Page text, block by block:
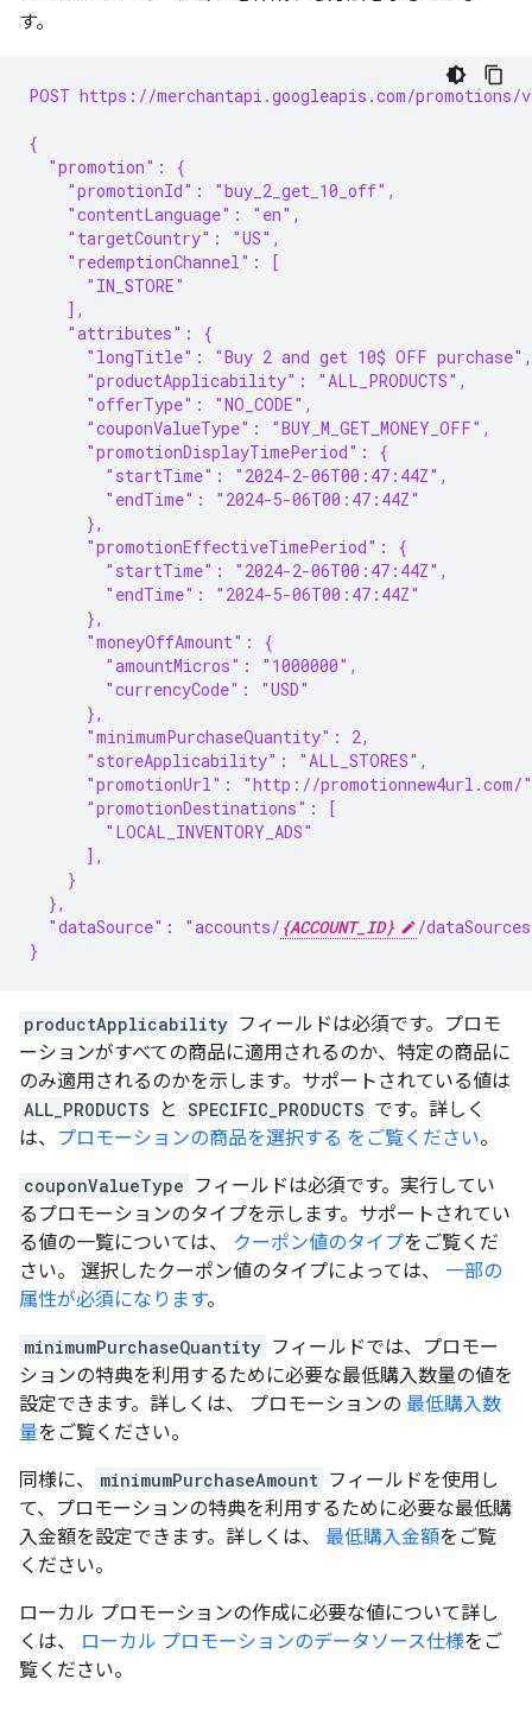
す。
POST https://merchantapi.googleapis.com/promotions/
{
  "promotion": {
    "promotionId": "buy_2_get_10_off",
    "contentLanguage": "en",
    "targetCountry": "US",
    "redemptionChannel": [
      "IN_STORE"
    ],
    "attributes": {
      "longTitle": "Buy 2 and get 10$ OFF purchase",
      "productApplicability": "ALL_PRODUCTS",
      "offerType": "NO_CODE",
      "couponValueType": "BUY_M_GET_MONEY_OFF",
      "promotionDisplayTimePeriod": {
        "startTime": "2024-2-06T00:47:44Z",
        "endTime": "2024-5-06T00:47:44Z"
      },
      "promotionEffectiveTimePeriod": {
        "startTime": "2024-2-06T00:47:44Z",
        "endTime": "2024-5-06T00:47:44Z"
      },
      "moneyOffAmount": {
        "amountMicros": "1000000",
        "currencyCode": "USD"
      },
      "minimumPurchaseQuantity": 2,
      "storeApplicability": "ALL_STORES",
"promotionUrl": "http://promotionnew4url.com/
      "promotionDestinations": [
        "LOCAL_INVENTORY_ADS"
      ],
    }
  },
  "dataSource": "accounts/
{ACCOUNT_ID}
/
}
productApplicability フィールドは必須です。プロモ
ーションがすべての商品に適用されるのか、特定の商品に
のみ適用されるのかを示します。サポートされている値は
ALL_PRODUCTS
と SPECIFIC_PRODUCTS です。詳しく
は、
プロモーションの商品を選択する をご覧ください。
couponValueType フィールドは必須です。実行してい
るプロモーションのタイプを示します。サポートされてい
る値の一覧については、 クーポン値のタイプをご覧くだ
さい。 選択したクーポン値のタイプによっては、 一部の
属性が必須になります。
minimumPurchaseQuantity フィールドでは、プロモー
ションの特典を利用するために必要な最低購入数量の値を
設定できます。詳しくは、 プロモーションの 最低購入数
量をご覧ください。
同様に、 minimumPurchaseAmount フィールドを使用し
て、プロモーションの特典を利用するために必要な最低購
入金額を設定できます。詳しくは、 最低購入金額をご覧
ください。
ローカル プロモーションの作成に必要な値について詳し
くは、
ローカル プロモーションのデータソース仕様をご
覧ください。